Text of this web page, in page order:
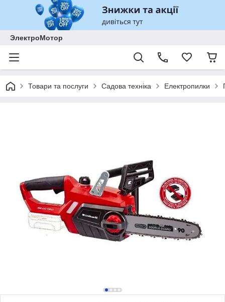
ЭлектроМотор
Товари та послуги Садова техніка Електропилки